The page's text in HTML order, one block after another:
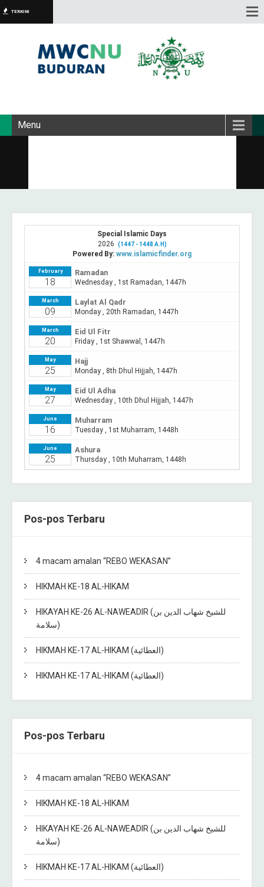
TERKINI
Menu
Pos-pos Terbaru
4 macam amalan “REBO WEKASAN”
HIKMAH KE-18 AL-HIKAM
HIKAYAH KE-26 AL-NAWEADIR (للشيخ شهاب الدين بن
سلامة)
HIKMAH KE-17 AL-HIKAM (العطائية)
HIKMAH KE-17 AL-HIKAM (العطائية)
Pos-pos Terbaru
4 macam amalan “REBO WEKASAN”
HIKMAH KE-18 AL-HIKAM
HIKAYAH KE-26 AL-NAWEADIR (للشيخ شهاب الدين بن
سلامة)
HIKMAH KE-17 AL-HIKAM (العطائية)